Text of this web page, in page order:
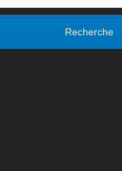
Recherche